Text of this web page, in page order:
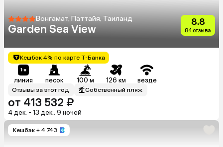
Вонгамат, Паттайя, Таиланд
Garden Sea View
8.8
84 отзыва
Кешбэк 4% по карте Т-Банка
линия песок 100 м 126 км везде
Отзывы за этот год Собственный пляж
от 413 532 ₽
4 дек. - 13 дек., 9 ночей
Кешбэк + 4 743